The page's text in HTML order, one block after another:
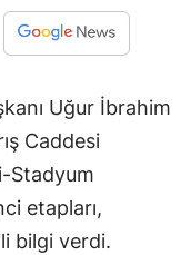
Uğur İbrahim
Caddesi
Stadyum
etapları,
bilgi verdi.